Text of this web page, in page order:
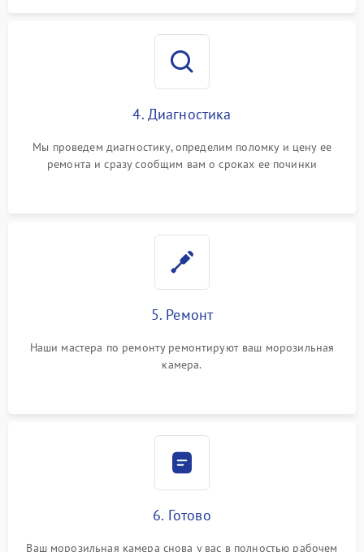
4. Диагностика
Мы проведем диагностику, определим поломку и цену ее
ремонта и сразу сообщим вам о сроках ее починки
5. Ремонт
Наши мастера по ремонту ремонтируют ваш морозильная
камера.
6. Готово
Ваш морозильная камера снова у вас в полностью рабочем